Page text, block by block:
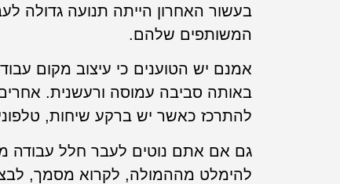
בעשור האחרון הייתה תנועה גדולה
המשותפים שלהם.
אמנם יש הטוענים כי עיצוב מקום
באותה סביבה עמוסה ורעשנית.
להתרכז כאשר יש ברקע שיחות,
גם אם אתם נוטים לעבר חלל עבודה
להימלט מההמולה, לקרוא מסמך,